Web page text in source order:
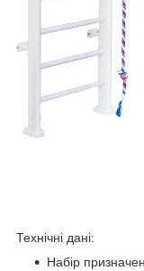
Технічні дані:
Набір